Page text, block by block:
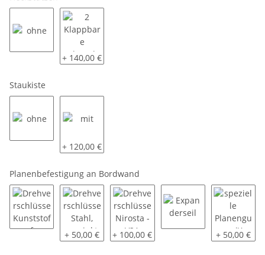
2 Klappbare Schwerlaststützen
+ 140,00 €
Staukiste
mit
+ 120,00 €
Planenbefestigung an Bordwand
Drehverschlüsse Kunststoff
Drehverschlüsse Stahl, verzinkt
+ 50,00 € Drehverschlüsse Nirosta - V2A
+ 100,00 € Expanderseilspezielle
+ 50,00 €